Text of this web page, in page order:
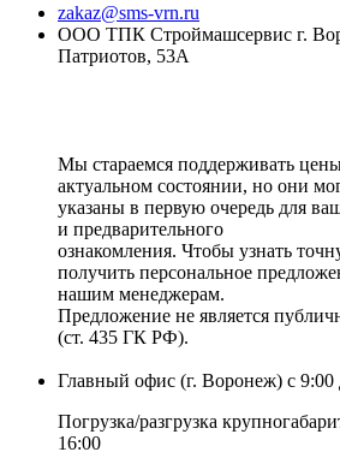
zakaz@sms-vrn.ru
ООО ТПК Строймашсервис г.
Патриотов, 53А
Мы стараемся поддерживать
актуальном состоянии, но они
указаны в первую очередь для
и предварительного
ознакомления. Чтобы узнать
получить персональное
нашим менеджерам.
Предложение не является
(ст. 435 ГК РФ).
Главный офис (г. Воронеж) с 9:00
Погрузка/разгрузка
16:00